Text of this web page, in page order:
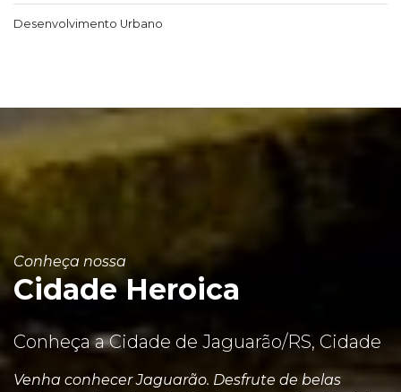
Desenvolvimento Urbano
Conheça nossa
Cidade Heroica
Conheça a Cidade de Jaguarão/RS, Cidade
Venha conhecer Jaguarão. Desfrute de belas